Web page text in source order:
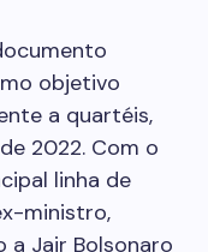
objetivo
a quartéis,
2022. Com o
linha de
ministro,
a Jair Bolsonaro